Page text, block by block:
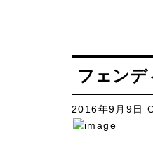
フェン
2016年9月9日